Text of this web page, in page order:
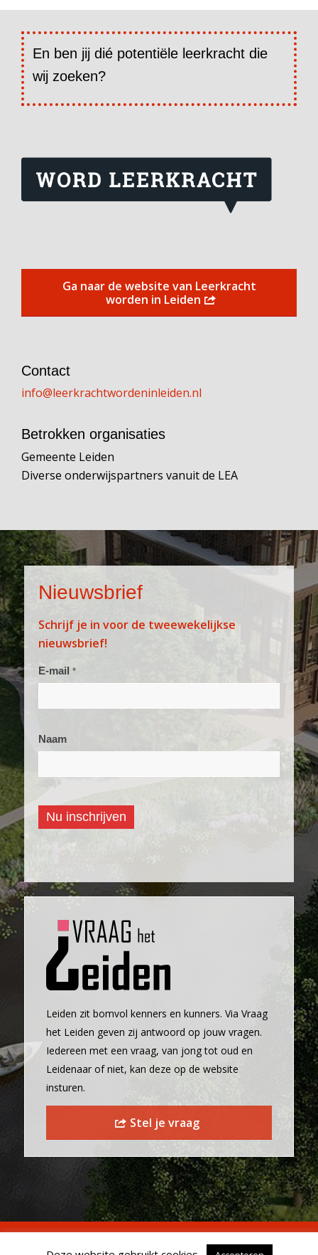
En ben jij dié potentiële leerkracht die
wij zoeken?
Ga naar de website van Leerkracht
worden in Leiden
Contact
info@leerkrachtwordeninleiden.nl
Betrokken organisaties
Gemeente Leiden
Diverse onderwijspartners vanuit de LEA
Nieuwsbrief
Schrijf je in voor de tweewekelijkse
nieuwsbrief!
Aanmelden
E-mail *
Naam
Nu inschrijven
Leiden zit bomvol kenners en kunners. Via Vraag
het Leiden geven zij antwoord op jouw vragen.
Iedereen met een vraag, van jong tot oud en
Leidenaar of niet, kan deze op de website
insturen.
Stel je vraag